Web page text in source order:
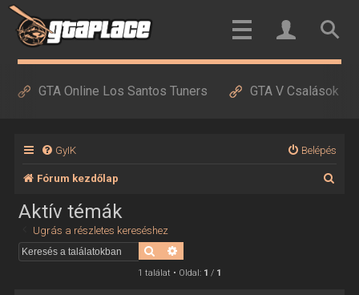
GTA Online Los Santos Tuners GTA V Csalások
GyIK Belépés
Fórum kezdőlap
Aktív témák
Ugrás a részletes kereséshez
Keresés
1 találat • Oldal: 1 / 1